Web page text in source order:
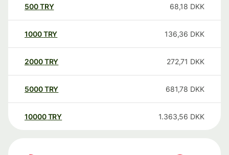
500TRY 68,18 DKK
1000TRY 136,36 DKK
2000TRY 272,71 DKK
5000TRY 681,78 DKK
10000 TRY 1.363,56 DKK